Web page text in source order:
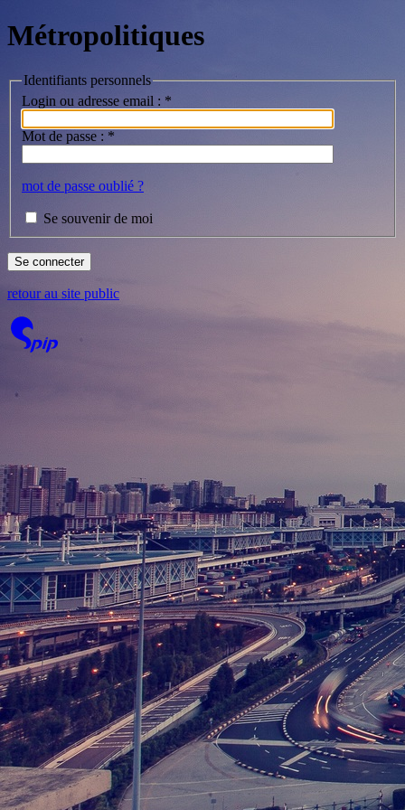
Métropolitiques
Identifiants personnels
Login ou adresse email : *
Mot de passe : *
mot de passe oublié ?
Se souvenir de moi
retour au site public